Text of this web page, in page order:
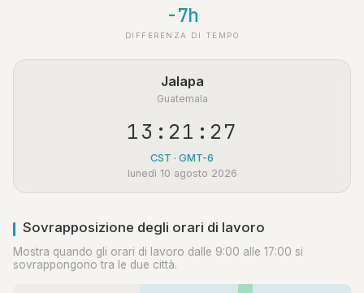
-7h
DIFFERENZA DI TEMPO
Jalapa
Guatemala
13:21:27
CST · GMT-6
lunedì 10 agosto 2026
Sovrapposizione degli orari di lavoro
Mostra quando gli orari di lavoro dalle 9:00 alle 17:00 si
sovrappongono tra le due città.